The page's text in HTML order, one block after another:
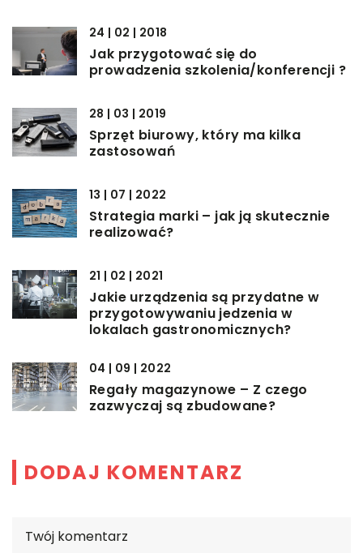
24 | 02 | 2018
Jak przygotować się do
prowadzenia szkolenia/konferencji ?
28 | 03 | 2019
Sprzęt biurowy, który ma kilka
zastosowań
13 | 07 | 2022
Strategia marki – jak ją skutecznie
realizować?
21 | 02 | 2021
Jakie urządzenia są przydatne w
przygotowywaniu jedzenia w
lokalach gastronomicznych?
04 | 09 | 2022
Regały magazynowe – Z czego
zazwyczaj są zbudowane?
DODAJ KOMENTARZ